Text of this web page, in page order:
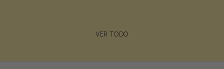
VER TODO